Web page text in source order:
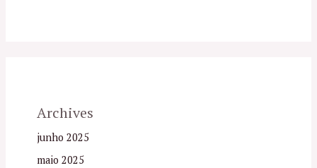
Archives
junho 2025
maio 2025